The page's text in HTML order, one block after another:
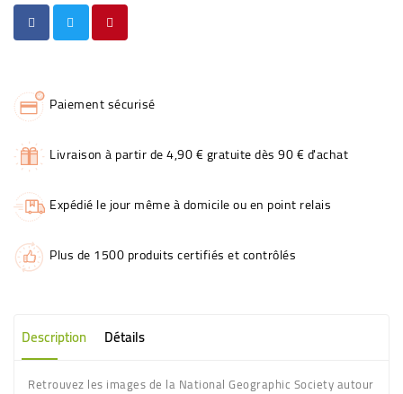
Paiement sécurisé
Livraison à partir de 4,90 € gratuite dès 90 € d'achat
Expédié le jour même à domicile ou en point relais
Plus de 1500 produits certifiés et contrôlés
Description Détails
Retrouvez les images de la National Geographic Society autour